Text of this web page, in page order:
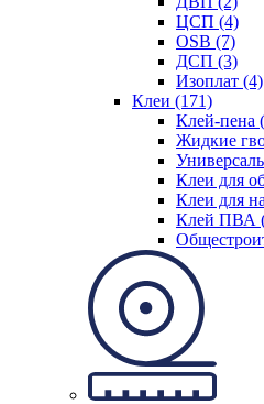
ЦСП (4)
OSB (7)
ДСП (3)
Изоплат (4)
Клеи (171)
Клей-пена
Жидкие
Клеи для
Клеи для
Клей ПВА